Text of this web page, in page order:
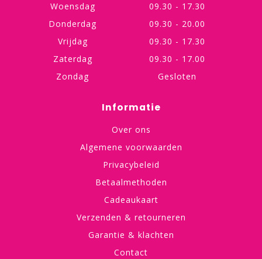
Woensdag
09.30 - 17.30
Donderdag
09.30 - 20.00
Vrijdag
09.30 - 17.30
Zaterdag
09.30 - 17.00
Zondag
Gesloten
Informatie
Over ons
Algemene voorwaarden
Privacybeleid
Betaalmethoden
Cadeaukaart
Verzenden & retourneren
Garantie & klachten
Contact